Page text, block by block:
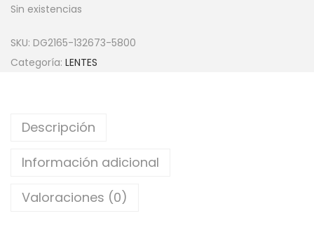
Sin existencias
SKU: DG2165-132673-5800
Categoría: LENTES
Descripción
Información adicional
Valoraciones (0)